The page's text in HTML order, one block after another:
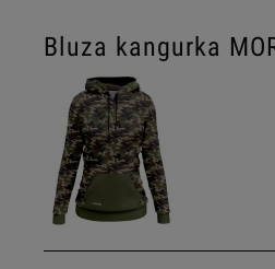
Bluza kangurka